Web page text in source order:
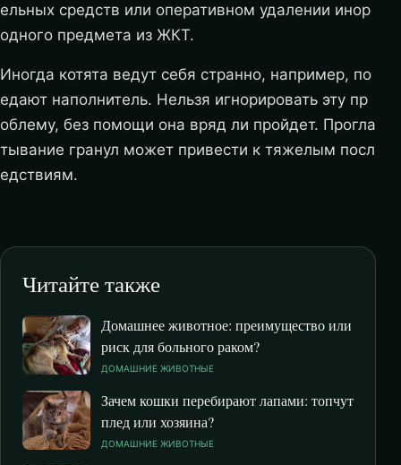
ельных средств или оперативном удалении инор
одного предмета из ЖКТ.
Иногда котята ведут себя странно, например, по
едают наполнитель. Нельзя игнорировать эту пр
облему, без помощи она вряд ли пройдет. Прогла
тывание гранул может привести к тяжелым посл
едствиям.
Читайте также
Домашнее животное: преимущество или
риск для больного раком?
ДОМАШНИЕ ЖИВОТНЫЕ
Зачем кошки перебирают лапами: топчут
плед или хозяина?
ДОМАШНИЕ ЖИВОТНЫЕ